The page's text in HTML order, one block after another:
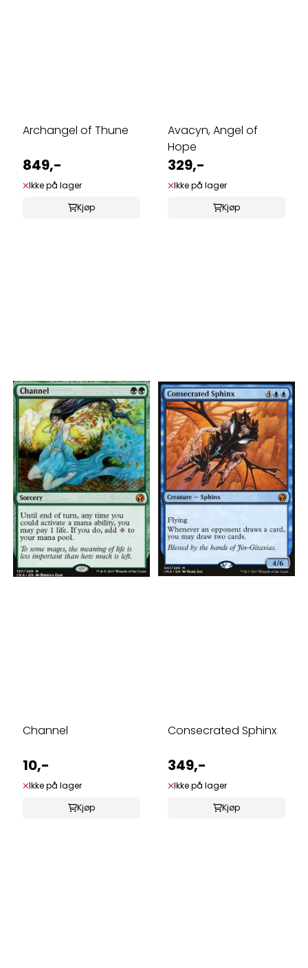
Archangel of Thune
849,-
Ikke på lager
Kjøp
Avacyn, Angel of
Hope
329,-
Ikke på lager
Kjøp
Channel
10,-
Ikke på lager
Kjøp
Consecrated Sphinx
349,-
Ikke på lager
Kjøp